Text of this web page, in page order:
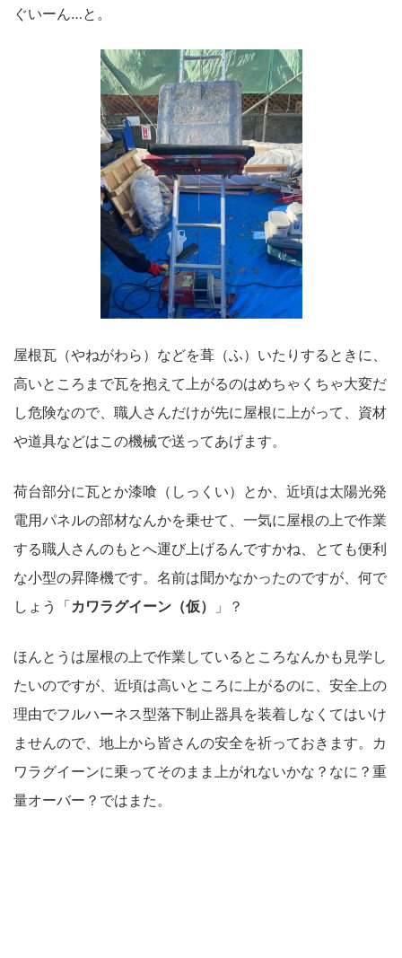
ぐいーん…と。
屋根瓦（やねがわら）などを葺（ふ）いたりするときに、
高いところまで瓦を抱えて上がるのはめちゃくちゃ大変だ
し危険なので、職人さんだけが先に屋根に上がって、資材
や道具などはこの機械で送ってあげます。
荷台部分に瓦とか漆喰（しっくい）とか、近頃は太陽光発
電用パネルの部材なんかを乗せて、一気に屋根の上で作業
する職人さんのもとへ運び上げるんですかね、とても便利
な小型の昇降機です。名前は聞かなかったのですが、何で
しょう「カワラグイーン（仮） 」？
ほんとうは屋根の上で作業しているところなんかも見学し
たいのですが、近頃は高いところに上がるのに、安全上の
理由でフルハーネス型落下制止器具を装着しなくてはいけ
ませんので、地上から皆さんの安全を祈っておきます。カ
ワラグイーンに乗ってそのまま上がれないかな？なに？重
量オーバー？ではまた。